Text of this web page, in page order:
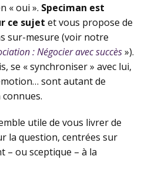
« oui ». Speciman est
ce sujet et vous propose de
sur-mesure (voir notre
: Négocier avec succès»).
se « synchroniser » avec lui,
sont autant de
utile de vous livrer de
la question, centrées sur
– ou sceptique – à la